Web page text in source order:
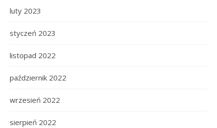
luty 2023
styczeń 2023
listopad 2022
październik 2022
wrzesień 2022
sierpień 2022